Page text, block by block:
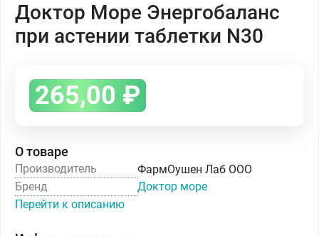
Доктор Море Энергобаланс
при астении таблетки N30
265,00 ₽
О товаре
Производитель
ФармОушен Лаб ООО
Бренд
Доктор море
Перейти к описанию